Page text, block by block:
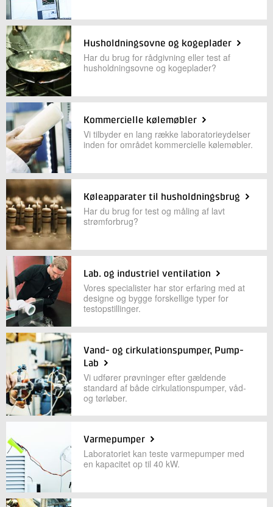
Husholdningsovne og kogeplader
Har du brug for rådgivning eller test af
husholdningsovne og kogeplader?
Kommercielle kølemøbler
Vi tilbyder en lang række laboratorieydelser
inden for området kommercielle kølemøbler.
Køleapparater til husholdningsbrug
Har du brug for test og måling af lavt
strømforbrug?
Lab. og industriel ventilation
Vores specialister har stor erfaring med at
designe og bygge forskellige typer for
testopstillinger.
Vand- og cirkulationspumper, Pump-
Lab
Vi udfører prøvninger efter gældende
standard af både cirkulationspumper, våd-
og tørløber.
Varmepumper
Laboratoriet kan teste varmepumper med
en kapacitet op til 40 kW.